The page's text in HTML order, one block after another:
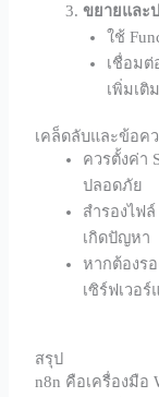
ขยายและ
ใช้
เชื่อม
เพิ่มเติม
เคล็ดลับและข้อคว
ควรตั้งค่า
ปลอดภัย
สำรองไฟ
เกิดปัญหา
หากต้องร
เซิร์ฟเวอ
สรุป
n8n คือเครื่องมือ